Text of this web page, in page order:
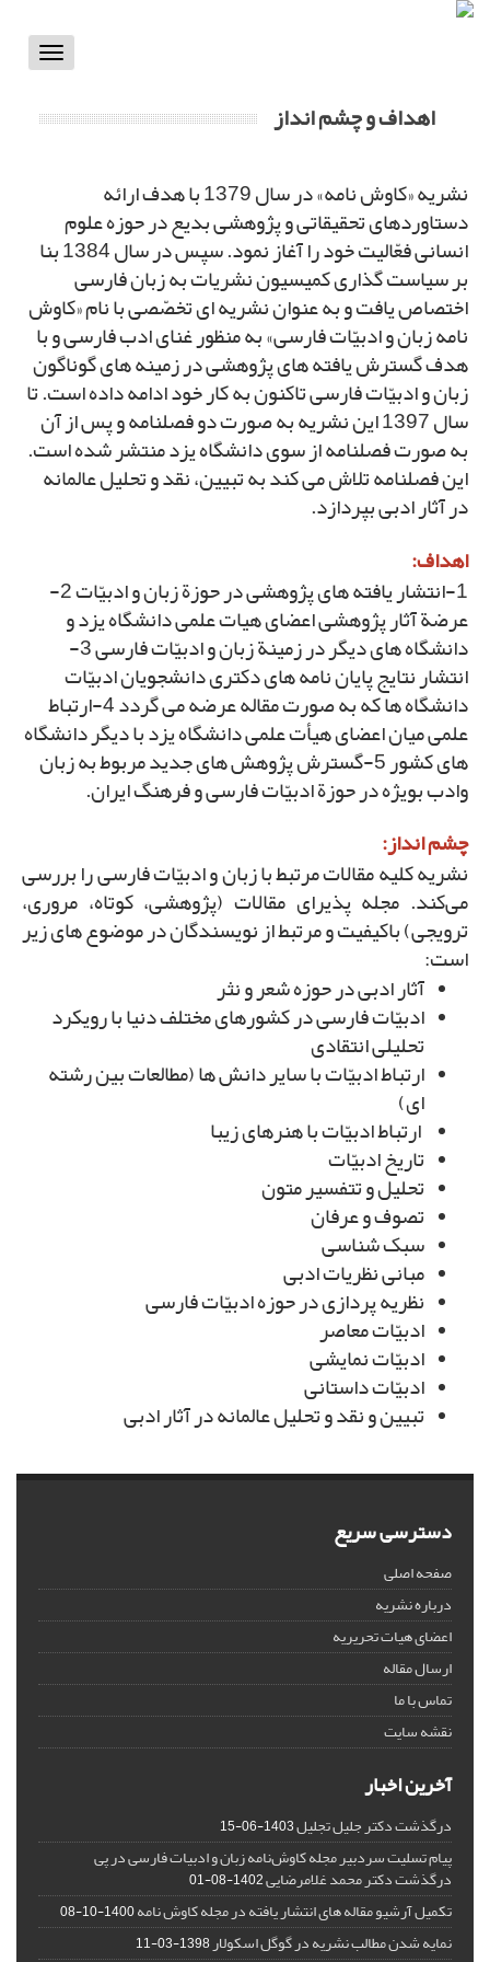
Toggle
اهداف و چشم انداز
نشریه «کاوش نامه» در سال 1379 با هدف ارائه
دستاوردهای تحقیقاتی و پژوهشی بدیع در حوزه علوم
انسانی فعّالیت خود را آغاز نمود. سپس در سال 1384 بنا
بر سیاست گذاری کمیسیون نشریات به زبان فارسی
اختصاص یافت و به عنوان نشریه ای تخصّصی با نام «کاوش
نامه زبان و ادبیّات فارسی» به منظور غنای ادب فارسی و با
هدف گسترش یافته های پژوهشی در زمینه های گوناگون
زبان و ادبیّات فارسی تاکنون به کار خود ادامه داده است. تا
سال 1397 این نشریه به صورت دو فصلنامه و پس از آن
به صورت فصلنامه از سوی دانشگاه یزد منتشر شده است.
این فصلنامه تلاش می کند به تبیین، نقد و تحلیل عالمانه
در آثار ادبی بپردازد.
اهداف:
1-انتشار یافته های پژوهشی در حوزة زبان و ادبیّات 2-
عرضة آثار پژوهشی اعضای هیات علمی دانشگاه یزد و
دانشگاه های دیگر در زمینة زبان و ادبیّات فارسی 3-
انتشار نتایج پایان نامه های دکتری دانشجویان ادبیّات
دانشگاه ها که به صورت مقاله عرضه می گردد 4-ارتباط
علمی میان اعضای هیأت علمی دانشگاه یزد با دیگر دانشگاه
های کشور 5-گسترش پژوهش های جدید مربوط به زبان
وادب بویژه در حوزة ادبیّات فارسی و فرهنگ ایران.
چشم انداز:
نشریه کلیه مقالات مرتبط با زبان و ادبیّات فارسی را بررسی
می‌کند. مجله پذیرای مقالات (پژوهشی، کوتاه، مروری،
ترویجی) باکیفیت و مرتبط از نویسندگان در موضوع های زیر
است:
آثار ادبی در حوزه شعر و نثر
ادبیّات فارسی در کشورهای مختلف دنیا با رویکرد
تحلیلی انتقادی
ارتباط ادبیّات با سایر دانش ها (مطالعات بین رشته
ای)
ارتباط ادبیّات با هنرهای زیبا
تاریخ ادبیّات
تحلیل و تتفسیر متون
تصوف و عرفان
سبک شناسی
مبانی نظریات ادبی
نظریه پردازی در حوزه ادبیّات فارسی
ادبیّات معاصر
ادبیّات نمایشی
ادبیّات داستانی
تبیین و نقد و تحلیل عالمانه در آثار ادبی
دسترسی سریع
صفحه اصلی
درباره نشریه
اعضای هیات تحریریه
ارسال مقاله
تماس با ما
نقشه سایت
آخرین اخبار
درگذشت دکتر جلیل تجلیل1403-06-15
پیام تسلیت سردبیر مجله کاوش‌نامه زبان و ادبیات فارسی در پی
درگذشت دکتر محمد غلامرضایی1402-08-01
تکمیل آرشیو مقاله های انتشار یافته در مجله کاوش نامه1400-10-08
نمایه شدن مطالب نشریه در گوگل اسکولار1398-03-11